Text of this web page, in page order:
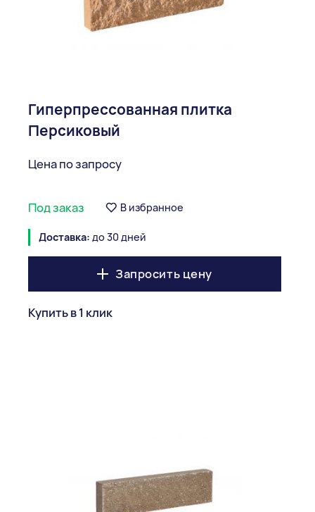
Гиперпрессованная плитка
Персиковый
Цена по запросу
Под заказ В избранное
Доставка: до 30 дней
Запросить цену
Купить в 1 клик